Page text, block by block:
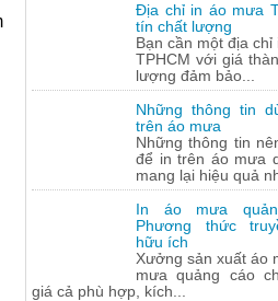
Địa chỉ in áo mưa
tín chất lượng
Bạn cần một địa chỉ
TPHCM với giá
lượng đảm bảo...
Những thông tin
trên áo mưa
Những thông tin
để in trên áo mưa
mang lại hiệu quả
In áo mưa
Phương thức
hữu ích
Xưởng sản xuất áo
mưa quảng cáo
giá cả phù hợp, kích...